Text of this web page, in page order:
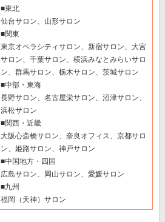
■東北
仙台サロン、山形サロン
■関東
東京オペラシティサロン、新宿サロン、大宮
サロン、千葉サロン、横浜みなとみらいサロ
ン、群馬サロン、栃木サロン、茨城サロン
■中部・東海
長野サロン、名古屋栄サロン、沼津サロン、
浜松サロン
■関西・近畿
大阪心斎橋サロン、奈良オフィス、京都サロ
ン、姫路サロン、神戸サロン
■中国地方・四国
広島サロン、岡山サロン、愛媛サロン
■九州
福岡（天神）サロン